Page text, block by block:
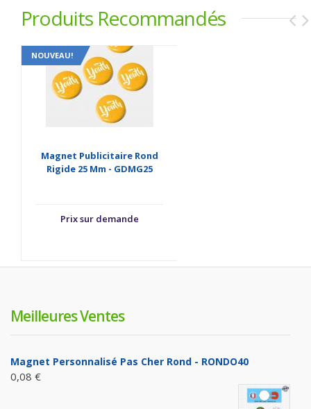
Produits Recommandés
NOUVEAU!
Magnet Publicitaire Rond
Rigide 25 Mm - GDMG25
Prix sur demande
Meilleures Ventes
Magnet Personnalisé Pas Cher Rond - RONDO40
0,08 €